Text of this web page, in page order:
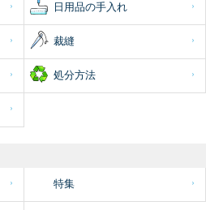
日用品の手入れ
裁縫
処分方法
特集